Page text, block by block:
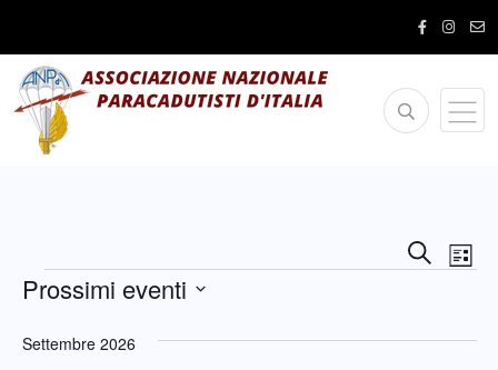
Eventi
CercaLista
Eventi
Prossimi eventi
la
Settembre 2026